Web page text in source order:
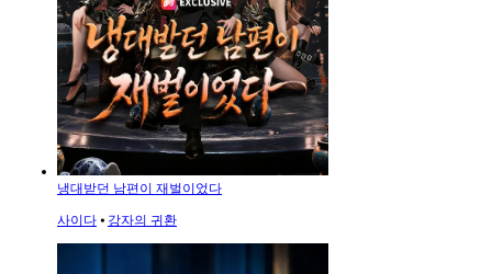
냉대받던 남편이 재벌이었다
사이다 ⦁ 강자의 귀환